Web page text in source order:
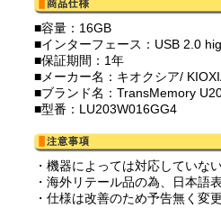
■容量：16GB
■インターフェース：USB 2.0
■保証期間：1年
■メーカー名：キオクシア/
■ブランド名：TransMemory
■型番：LU203W016GG4
・機器によっては対応していな
・海外リテール品の為、日本語
・仕様は改善のため予告無く変